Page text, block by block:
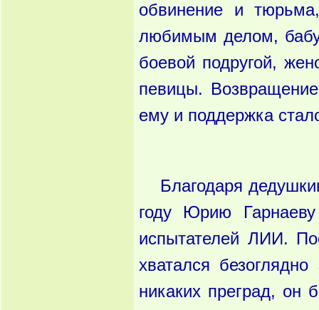
обвинение и
любимым делом,
боевой подругой,
певицы.
ему и поддержка
Благодаря
году Юрию
испытателей ЛИИ.
хватался
никаких преград, он